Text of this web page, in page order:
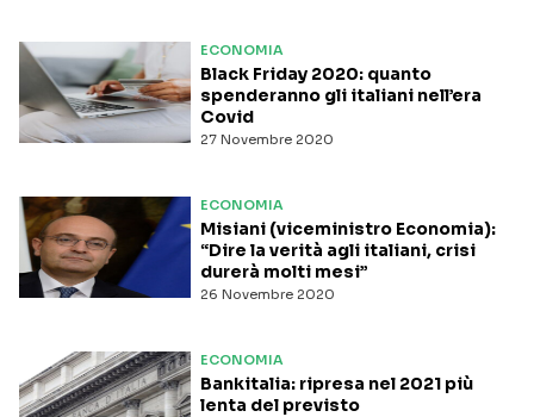
ECONOMIA
27 Novembre 2020
Black Friday 2020: quanto
spenderanno gli italiani nell’era
Covid
ECONOMIA
26 Novembre 2020
Misiani (viceministro Economia):
“Dire la verità agli italiani, crisi
durerà molti mesi”
ECONOMIA
Bankitalia: ripresa nel 2021 più
lenta del previsto